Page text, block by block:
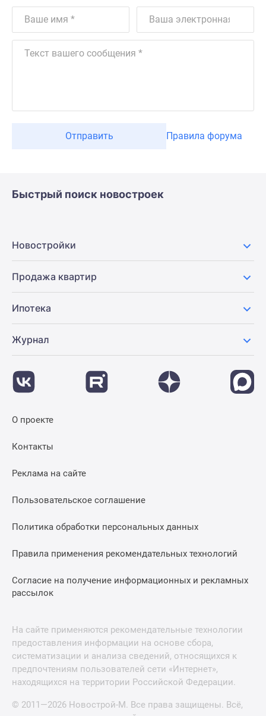
Отправить Правила форума
Быстрый поиск новостроек
Новостройки
Продажа квартир
Ипотека
Журнал
О проекте
Контакты
Реклама на сайте
Пользовательское соглашение
Политика обработки персональных данных
Правила применения рекомендательных технологий
Согласие на получение информационных и рекламных
рассылок
На сайте применяются рекомендательные технологии
предоставления информации на основе сбора,
систематизации и анализа сведений, относящихся к
предпочтениям пользователей сети «Интернет»,
находящихся на территории Российской Федерации.
© 2011—2026 Новострой-М. Все права защищены. Всё,